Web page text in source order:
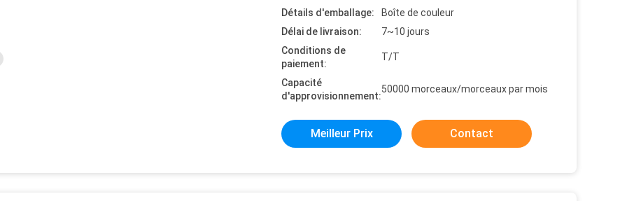
Détails d'emballage:
Boîte de couleur
Délai de livraison:
7~10 jours
Conditions de
paiement:
T/T
Capacité
d'approvisionnement:
50000 morceaux/morceaux par mois
Meilleur Prix Contact